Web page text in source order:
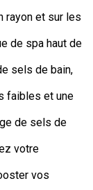
rayon et sur les
de spa haut de
sels de bain,
faibles et une
de sels de
votre
vos